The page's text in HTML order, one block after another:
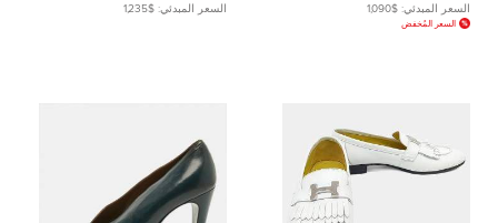
السعر المبدئي: $1,090
السعر المُخفض
السعر المبدئي: $1,235